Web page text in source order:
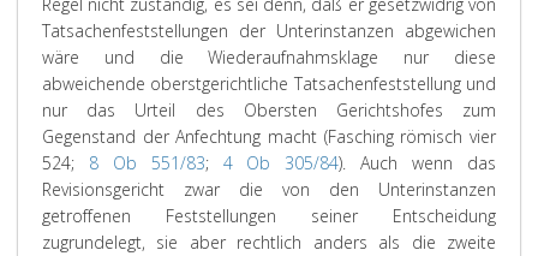
Tatsachenfeststellungen der Unterinstanzen abgewichen
wäre und die Wiederaufnahmsklage nur diese
abweichende oberstgerichtliche Tatsachenfeststellung und
nur das Urteil des Obersten Gerichtshofes zum
Gegenstand der Anfechtung macht (Fasching römisch vier
524; 8 Ob 551/83; 4 Ob 305/84). Auch wenn das
Revisionsgericht zwar die von den Unterinstanzen
getroffenen Feststellungen seiner Entscheidung
zugrundelegt, sie aber rechtlich anders als die zweite